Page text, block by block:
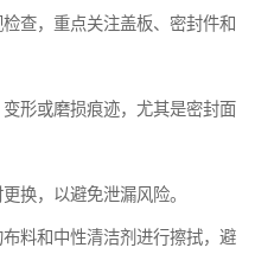
查，重点关注盖板、密封件和
形或磨损痕迹，尤其是密封面
换，以避免泄漏风险。
料和中性清洁剂进行擦拭，避